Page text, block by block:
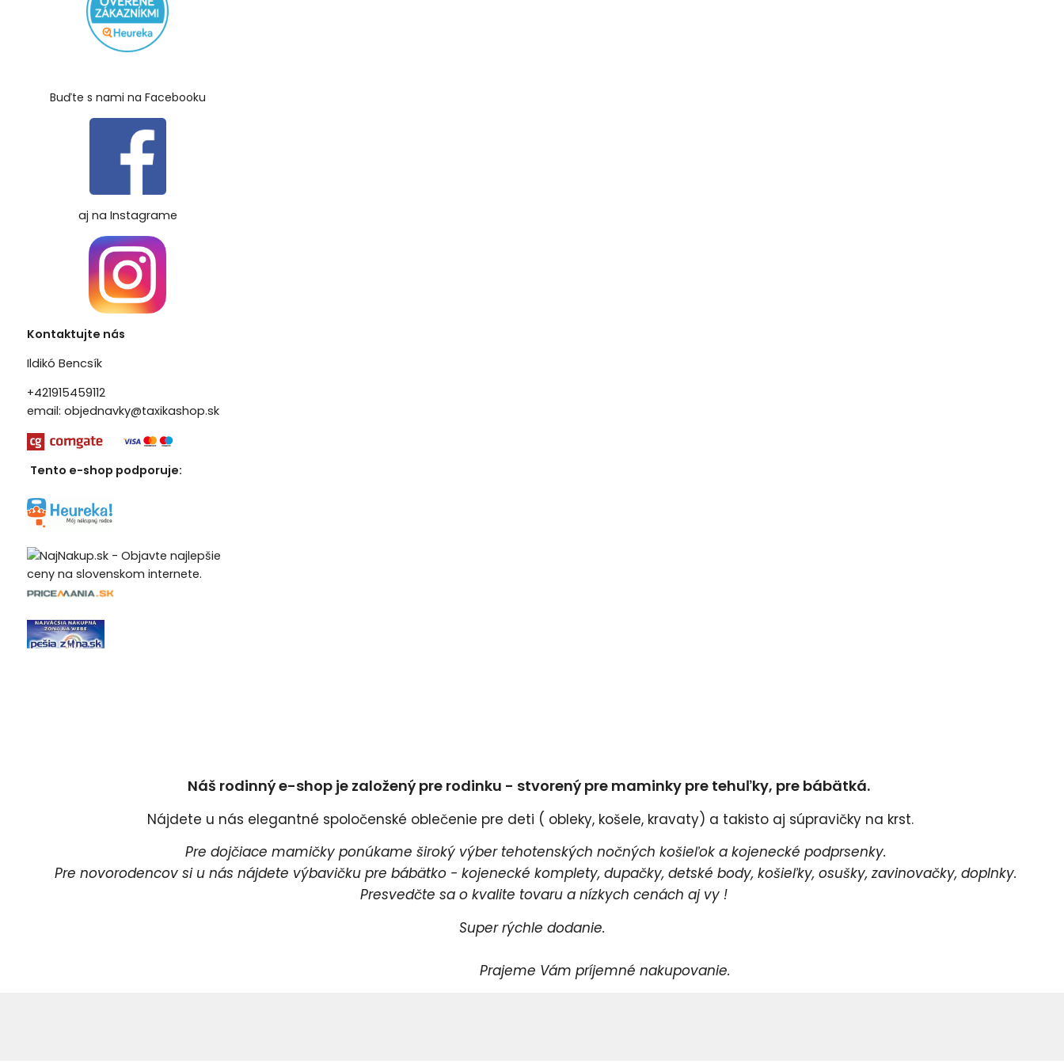
Buďte s nami na Facebooku
aj na Instagrame
Kontaktujte nás
Ildikó Bencsík
+421915459112
email: objednavky@taxikashop.sk
Tento e-shop podporuje:
Náš rodinný e-shop je založený pre rodinku - stvorený pre maminky pre tehuľky, pre bábätká.
Nájdete u nás elegantné spoločenské oblečenie pre deti ( obleky, košele, kravaty) a takisto aj súpravičky na krst.
Pre dojčiace mamičky ponúkame široký výber tehotenských nočných košieľok a kojenecké podprsenky.
Pre novorodencov si u nás nájdete výbavičku pre bábätko - kojenecké komplety, dupačky, detské body, košieľky, osušky, zavinovačky, doplnky.
Presvedčte sa o kvalite tovaru a nízkych cenách aj vy !
Super rýchle dodanie.
Prajeme Vám príjemné nakupovanie.